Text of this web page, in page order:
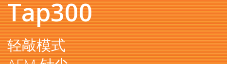
自 2001 年以来
BudgetSensors® 代表：